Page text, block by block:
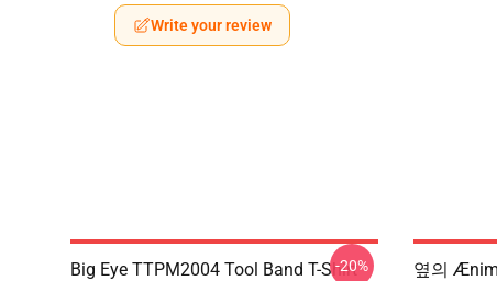
Write your review
Big Eye TTPM2004 Tool Band T-Shirt
-20%
옆의